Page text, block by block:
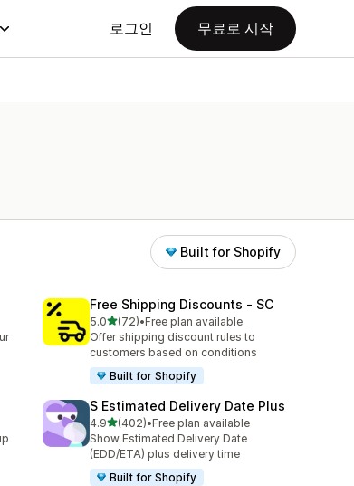
로그인 무료로 시작
Built for Shopify
Free Shipping Discounts ‑ SC
5.0별 5개 중
(72)
총 리뷰 72개
•Free plan available
Offer shipping discount rules to
customers based on conditions
Built for Shopify
S Estimated Delivery Date Plus
4.9별 5개 중
(402)
총 리뷰 402개
•Free plan available
Show Estimated Delivery Date
(EDD/ETA) plus delivery time
Built for Shopify